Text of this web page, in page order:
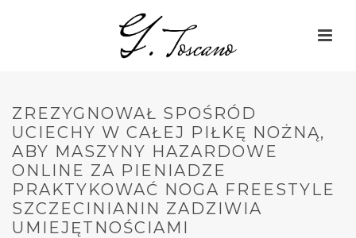
ZREZYGNOWAŁ SPOŚRÓD
UCIECHY W CAŁEJ PIŁKĘ NOŻNĄ,
ABY MASZYNY HAZARDOWE
ONLINE ZA PIENIADZE
PRAKTYKOWAĆ NOGA FREESTYLE
SZCZECINIANIN ZADZIWIA
UMIEJĘTNOŚCIAMI